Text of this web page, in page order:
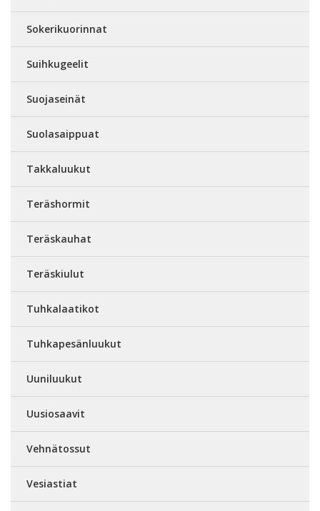
Sokerikuorinnat
Suihkugeelit
Suojaseinät
Suolasaippuat
Takkaluukut
Teräshormit
Teräskauhat
Teräskiulut
Tuhkalaatikot
Tuhkapesänluukut
Uuniluukut
Uusiosaavit
Vehnätossut
Vesiastiat